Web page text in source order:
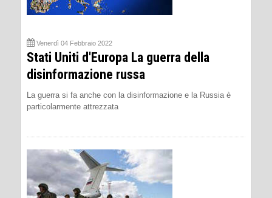
Venerdì 04 Febbraio 2022
Stati Uniti d'Europa La guerra della
disinformazione russa
La guerra si fa anche con la disinformazione e la Russia è
particolarmente attrezzata